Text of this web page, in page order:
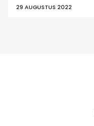
29 AUGUSTUS 2022